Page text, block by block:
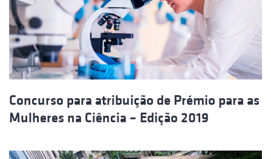
Concurso para atribuição de Prémio para as
Mulheres na Ciência – Edição 2019